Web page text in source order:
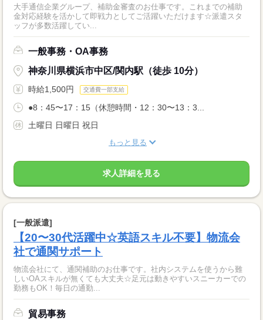
大手通信企業グループ、補助金審査のお仕事です。これまでの補助
金対応経験を活かして即戦力としてご活躍いただけます☆派遣スタ
ッフが多数活躍してい...
一般事務・OA事務
神奈川県横浜市中区/関内駅（徒歩 10分）
時給1,500円 交通費一部支給
●8：45〜17：15（休憩時間・12：30〜13：3...
土曜日 日曜日 祝日
もっと見る
求人詳細を見る
[一般派遣]
【20〜30代活躍中☆英語スキル不要】物流会
社で通関サポート
物流会社にて、通関補助のお仕事です。社内システムを使うから難
しいOAスキルが無くても大丈夫☆足元は動きやすいスニーカーでの
勤務もOK！毎日の通勤...
貿易事務